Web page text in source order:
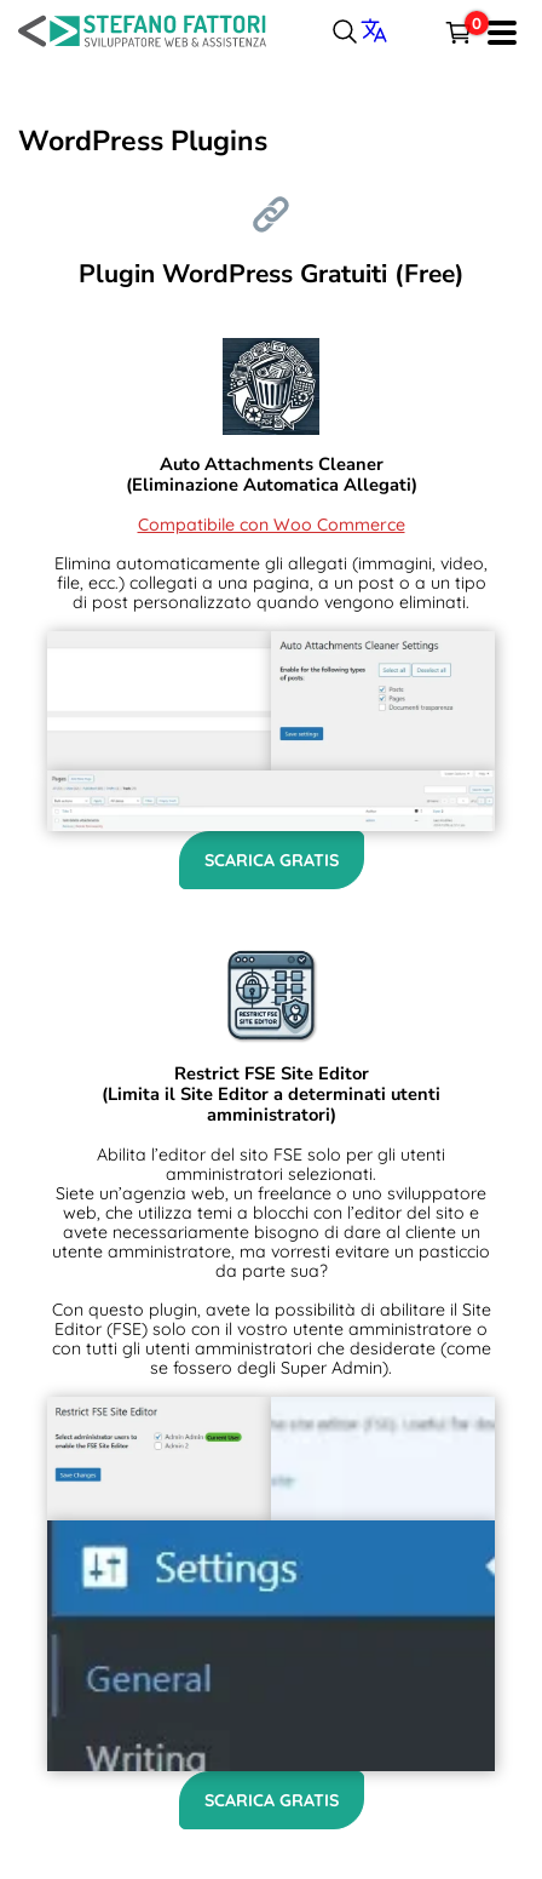
contenuto
0
Totale parziale
Spedizione, tasse e sconti sono calcolati alla cassa.
CASSA CARRELLO
Menu
ARTICOLI
WordPress Plugins
Plugin WordPress Gratuiti (Free)
Auto Attachments Cleaner
(Eliminazione Automatica Allegati)
Compatibile con Woo Commerce
Elimina automaticamente gli allegati (immagini, video,
file, ecc.) collegati a una pagina, a un post o a un tipo
di post personalizzato quando vengono eliminati.
SCARICA GRATIS
Restrict FSE Site Editor
(Limita il Site Editor a determinati utenti
amministratori)
Abilita l’editor del sito FSE solo per gli utenti
amministratori selezionati.
Siete un’agenzia web, un freelance o uno sviluppatore
web, che utilizza temi a blocchi con l’editor del sito e
avete necessariamente bisogno di dare al cliente un
utente amministratore, ma vorresti evitare un pasticcio
da parte sua?
Con questo plugin, avete la possibilità di abilitare il Site
Editor (FSE) solo con il vostro utente amministratore o
con tutti gli utenti amministratori che desiderate (come
se fossero degli Super Admin).
SCARICA GRATIS